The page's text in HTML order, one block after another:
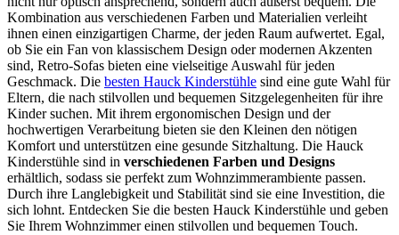
Kombination aus verschiedenen Farben und Materialien verleiht
ihnen einen einzigartigen Charme, der jeden Raum aufwertet. Egal,
ob Sie ein Fan von klassischem Design oder modernen Akzenten
sind, Retro-Sofas bieten eine vielseitige Auswahl für jeden
Geschmack. Die besten Hauck Kinderstühle sind eine gute Wahl für
Eltern, die nach stilvollen und bequemen Sitzgelegenheiten für ihre
Kinder suchen. Mit ihrem ergonomischen Design und der
hochwertigen Verarbeitung bieten sie den Kleinen den nötigen
Komfort und unterstützen eine gesunde Sitzhaltung. Die Hauck
Kinderstühle sind in verschiedenen Farben und Designs
erhältlich, sodass sie perfekt zum Wohnzimmerambiente passen.
Durch ihre Langlebigkeit und Stabilität sind sie eine Investition, die
sich lohnt. Entdecken Sie die besten Hauck Kinderstühle und geben
Sie Ihrem Wohnzimmer einen stilvollen und bequemen Touch.